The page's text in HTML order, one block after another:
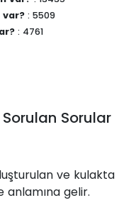
var? : 5509
: 4761
Sorulan Sorular
ve kulakta
anlamına gelir.